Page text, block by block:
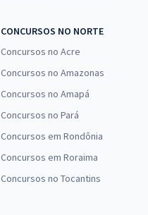
CONCURSOS NO NORTE
Concursos no Acre
Concursos no Amazonas
Concursos no Amapá
Concursos no Pará
Concursos em Rondônia
Concursos em Roraima
Concursos no Tocantins